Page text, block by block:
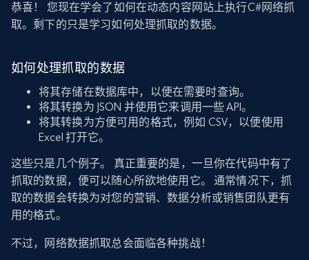
恭喜！ 您现在学会了如何在动态内容网站上执行C#网络抓
取。剩下的只是学习如何处理抓取的数据。
如何处理抓取的数据
将其存储在数据库中，以便在需要时查询。
将其转换为 JSON 并使用它来调用一些 API。
将其转换为方便可用的格式，例如 CSV，以便使用
Excel 打开它。
这些只是几个例子。 真正重要的是，一旦你在代码中有了
抓取的数据，便可以随心所欲地使用它。 通常情况下，抓
取的数据会转换为对您的营销、数据分析或销售团队更有
用的格式。
不过，网络数据抓取总会面临各种挑战！